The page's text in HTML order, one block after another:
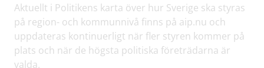
Aktuellt i Politikens karta över hur Sverige ska styras
på region- och kommunnivå finns på aip.nu och
uppdateras kontinuerligt när fler styren kommer på
plats och när de högsta politiska företrädarna är
valda.